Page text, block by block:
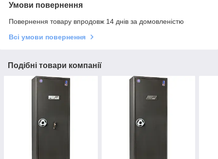
Умови повернення
Повернення товару впродовж 14 днів за домовленістю
Всі умови повернення
Подібні товари компанії